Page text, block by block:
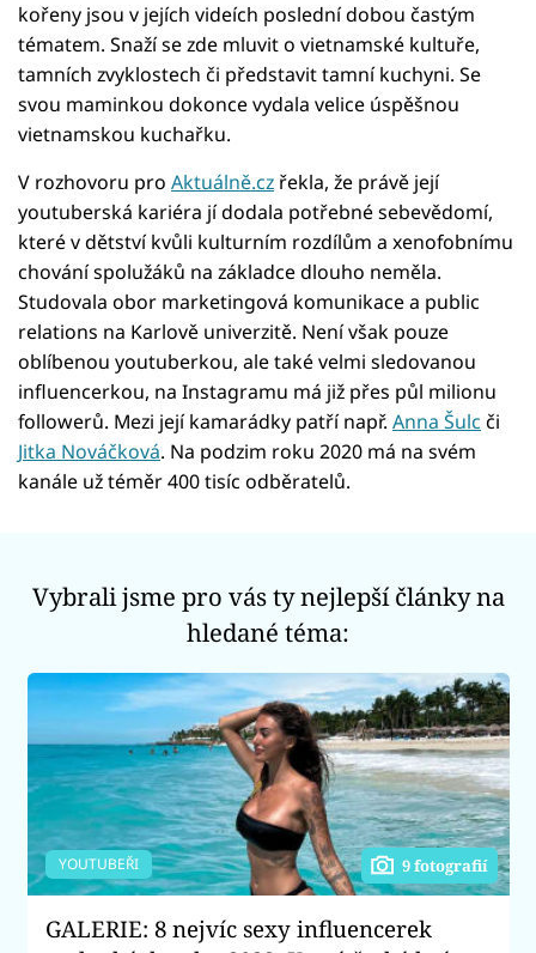
kořeny jsou v jejích videích poslední dobou častým
tématem. Snaží se zde mluvit o vietnamské kultuře,
tamních zvyklostech či představit tamní kuchyni. Se
svou maminkou dokonce vydala velice úspěšnou
vietnamskou kuchařku.
V rozhovoru pro Aktuálně.cz řekla, že právě její
youtuberská kariéra jí dodala potřebné sebevědomí,
které v dětství kvůli kulturním rozdílům a xenofobnímu
chování spolužáků na základce dlouho neměla.
Studovala obor marketingová komunikace a public
relations na Karlově univerzitě. Není však pouze
oblíbenou youtuberkou, ale také velmi sledovanou
influencerkou, na Instagramu má již přes půl milionu
followerů. Mezi její kamarádky patří např. Anna Šulc či
Jitka Nováčková. Na podzim roku 2020 má na svém
kanále už téměr 400 tisíc odběratelů.
Vybrali jsme pro vás ty nejlepší články na
hledané téma:
YOUTUBEŘI 9 fotografií
GALERIE: 8 nejvíc sexy influencerek